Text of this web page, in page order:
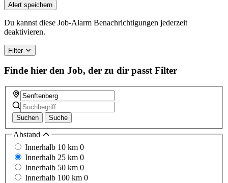
Alert speichern
Du kannst diese Job-Alarm Benachrichtigungen jederzeit
deaktivieren.
Filter
Finde hier den Job, der zu dir passt Filter
Suchen Suche
Abstand
Innerhalb 10 km 0
Innerhalb 25 km 0
Innerhalb 50 km 0
Innerhalb 100 km 0